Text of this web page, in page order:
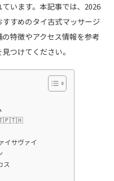
います。本記事では、2026
すめのタイ古式マッサージ
特徴やアクセス情報を参考
つけてください。
🇯🇵🇹🇭
イサヴァイ
ス